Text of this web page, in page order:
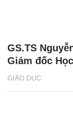
GIÁO DỤC
GS.TS
Giám đốc